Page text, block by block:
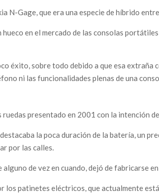
N-Gage, que era una especie de híbrido
hueco en el mercado de las consolas
éxito, sobre todo debido a que esa extraña
ni las funcionalidades plenas de una
ruedas presentado en 2001 con la intención
la poca duración de la batería, un
por las calles.
alguno de vez en cuando, dejó de fabricarse
los patinetes eléctricos, que actualmente